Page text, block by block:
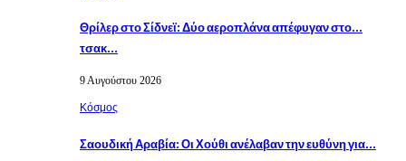
Θρίλερ στο Σίδνεϊ: Δύο αεροπλάνα απέφυγαν στο…
τσακ…
9 Αυγούστου 2026
Κόσμος
Σαουδική Αραβία: Οι Χούθι ανέλαβαν την ευθύνη για…